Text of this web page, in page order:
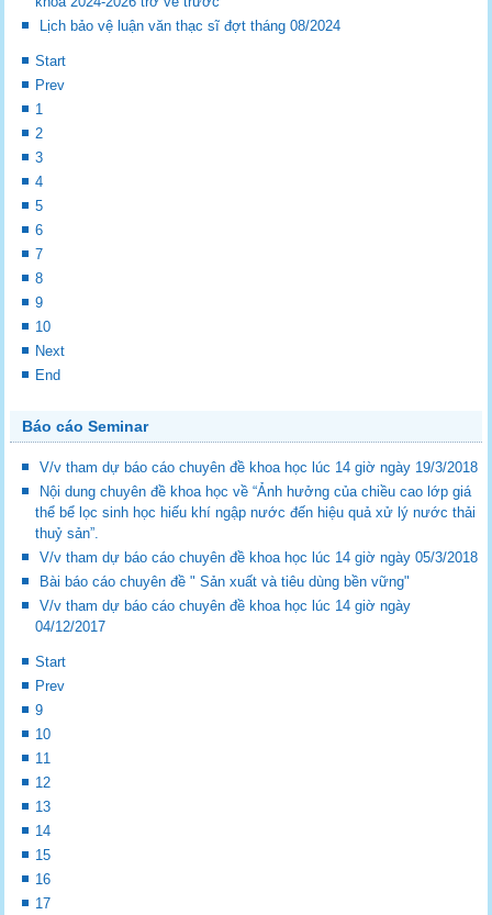
Lịch bảo vệ luận văn thạc sĩ đợt tháng 08/2024
Start
Prev
1
2
3
4
5
6
7
8
9
10
Next
End
Báo cáo Seminar
V/v tham dự báo cáo chuyên đề khoa học lúc 14 giờ ngày 19/3/2018
Nội dung chuyên đề khoa học về “Ảnh hưởng của chiều cao lớp giá
thể bể lọc sinh học hiếu khí ngập nước đến hiệu quả xử lý nước thải
thuỷ sản”.
V/v tham dự báo cáo chuyên đề khoa học lúc 14 giờ ngày 05/3/2018
Bài báo cáo chuyên đề " Sản xuất và tiêu dùng bền vững"
V/v tham dự báo cáo chuyên đề khoa học lúc 14 giờ ngày
04/12/2017
Start
Prev
9
10
11
12
13
14
15
16
17